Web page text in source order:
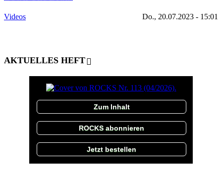
Videos Do., 20.07.2023 - 15:01
AKTUELLES HEFT
Zum Inhalt
ROCKS abonnieren
Jetzt bestellen